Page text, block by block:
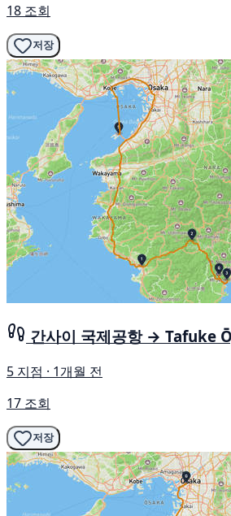
18 조회
저장
간사이 국제공항 → Tafuke
5 지점 · 1개월 전
17 조회
저장